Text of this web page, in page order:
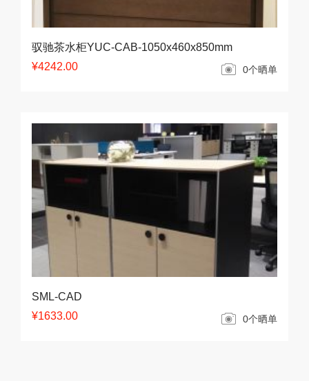
驭驰茶水柜YUC-CAB-1050x460x850mm
¥4242.00
0个晒单
SML-CAD
¥1633.00
0个晒单